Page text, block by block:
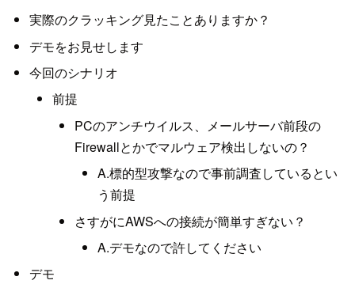
実際のクラッキング見たことありますか？
デモをお見せします
今回のシナリオ
前提
PCのアンチウイルス、メールサーバ前段の
Firewallとかでマルウェア検出しないの？
A.標的型攻撃なので事前調査しているとい
う前提
さすがにAWSへの接続が簡単すぎない？
A.デモなので許してください
デモ